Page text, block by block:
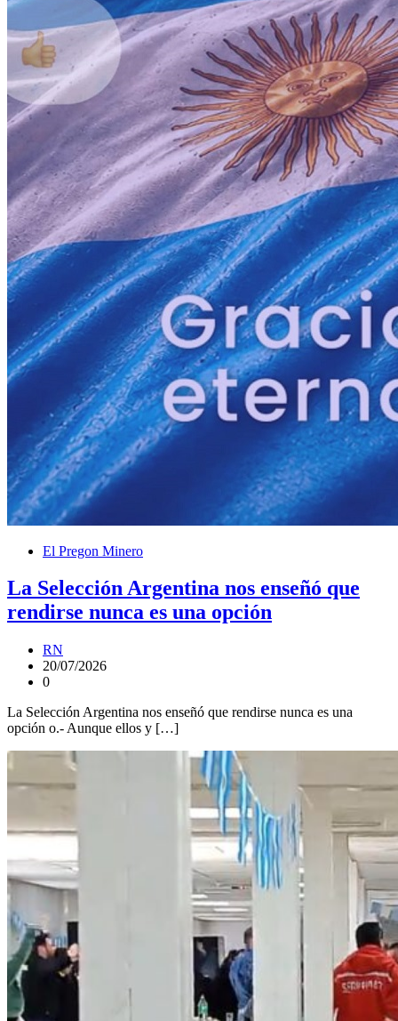
El Pregon Minero
La Selección Argentina nos enseñó que
rendirse nunca es una opción
RN
20/07/2026
0
La Selección Argentina nos enseñó que rendirse nunca es una
opción o.- Aunque ellos y […]